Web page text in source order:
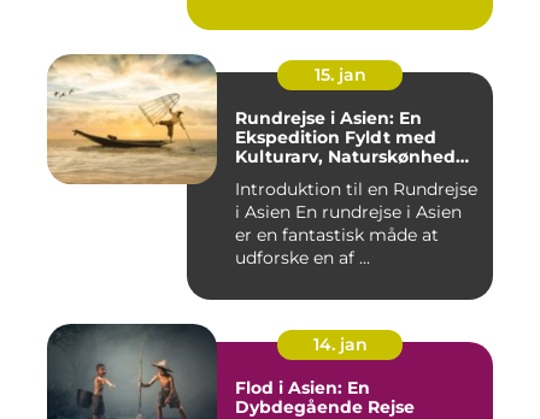
15. jan
Rundrejse i Asien: En
Ekspedition Fyldt med
Kulturarv, Naturskønhed
Introduktion til en Rundrejse
i Asien En rundrejse i Asien
er en fantastisk måde at
udforske en af ...
14. jan
Flod i Asien: En
Dybdegående Rejse